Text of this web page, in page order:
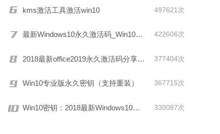
kms激活工具激活win10 497621次
最新Windows10永久激活码_Win10通用序列号 422606次
2018最新office2019永久激活码分享(附激活工具) 377404次
Win10专业版永久密钥（支持重装） 367715次
Win10密钥：2018最新Windows10激活码/KEY分享 330087次